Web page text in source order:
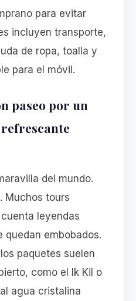
para evitar
incluyen transporte,
de ropa, toalla y
para el móvil.
paseo por un
del mundo.
Muchos tours
leyendas
embobados.
paquetes suelen
como el Ik Kil o
agua cristalina